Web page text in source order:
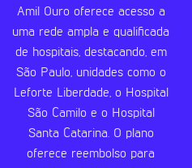
Amil Ouro oferece acesso a
uma rede ampla e qualificada
de hospitais, destacando, em
São Paulo, unidades como o
Leforte Liberdade, o Hospital
São Camilo e o Hospital
Santa Catarina. O plano
oferece reembolso para